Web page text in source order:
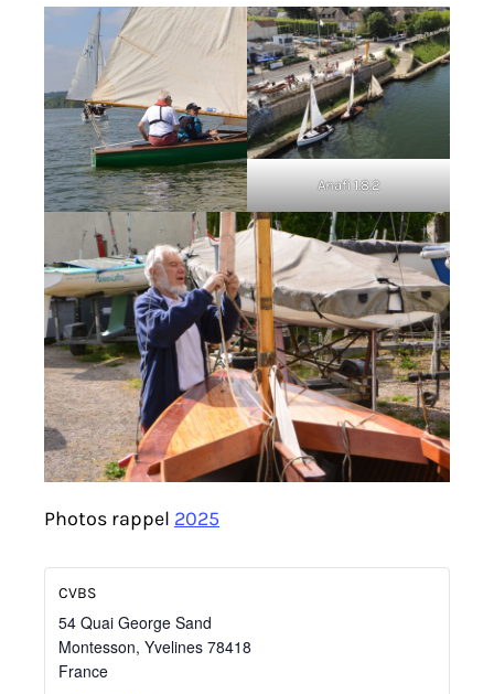
Anafi 1.8.2
Photos rappel 2025
CVBS
54 Quai George Sand
Montesson, Yvelines 78418
France